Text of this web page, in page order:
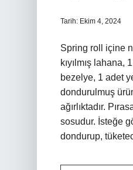
Tarih: Ekim 4, 2024
Spring roll içine
kıyılmış
bezelye, 1 adet
dondurulmuş
ağırlıktadır.
sosudur. İsteğe
dondurup,